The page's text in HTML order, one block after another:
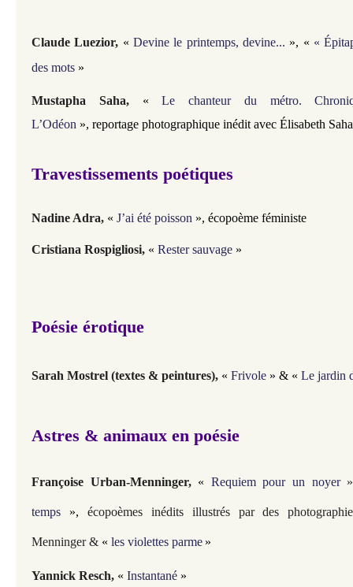
Claude Luezior, «Devine le printemps, devine... », « «
des mots »
Mustapha Saha, «Le chanteur du métro.
L’Odéon », reportage photographique inédit avec Élisabeth Saha
Travestissements poétiques
Nadine Adra, « J’ai été poisson », écopoème féministe
Cristiana Rospigliosi, « Rester sauvage »
Poésie érotique
Sarah Mostrel (textes & peintures), « Frivole » & « Le jardin
Astres & animaux en poésie
Françoise Urban-Menninger, « Requiem pour un noyer
temps », écopoèmes inédits illustrés par des
Menninger & « les violettes parme »
Yannick Resch, « Instantané »